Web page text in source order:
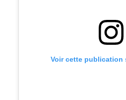
Voir cette publication